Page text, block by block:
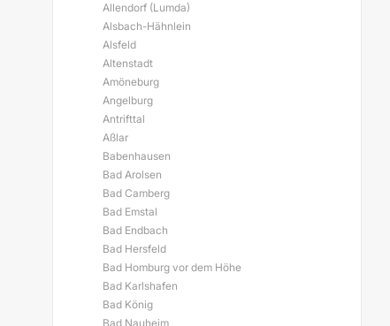
Allendorf (Lumda)
Alsbach-Hähnlein
Alsfeld
Altenstadt
Amöneburg
Angelburg
Antrifttal
Aßlar
Babenhausen
Bad Arolsen
Bad Camberg
Bad Emstal
Bad Endbach
Bad Hersfeld
Bad Homburg vor dem Höhe
Bad Karlshafen
Bad König
Bad Nauheim